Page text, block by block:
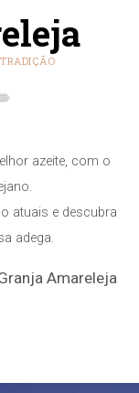
azeite, com o
atuais e descubra
adega.
Amareleja